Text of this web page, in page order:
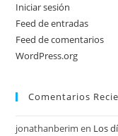
Iniciar sesión
Feed de entradas
Feed de comentarios
WordPress.org
Comentarios
jonathanberim en Los